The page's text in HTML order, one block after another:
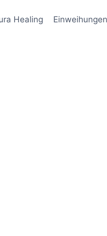
Healing Einweihungen